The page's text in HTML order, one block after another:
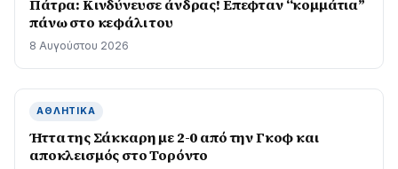
Πάτρα: Κινδύνευσε άνδρας! Επεφταν “κομμάτια”
πάνω στο κεφάλι του
8 Αυγούστου 2026
ΑΘΛΗΤΙΚΆ
Ήττα της Σάκκαρη με 2-0 από την Γκοφ και
αποκλεισμός στο Τορόντο